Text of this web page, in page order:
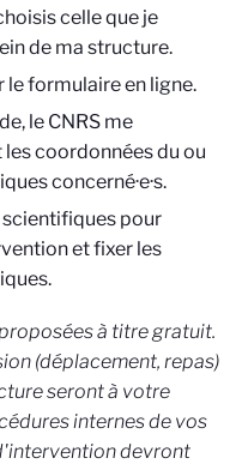
celle que je
de ma structure.
le formulaire en ligne.
le CNRS me
coordonnées du ou
concerné·e·s.
pour
et fixer les
à titre gratuit.
(déplacement, repas)
seront à votre
internes de vos
devront